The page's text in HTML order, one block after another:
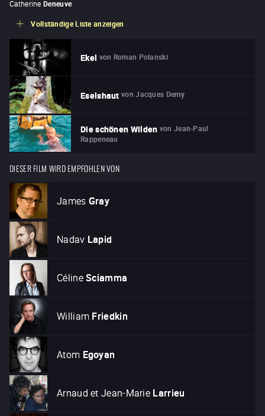
Catherine Deneuve
Vollständige Liste anzeigen
Ekel von Roman Polanski
Eselshaut von Jacques Demy
Die schönen Wilden von Jean-Paul
Rappeneau
DIESER FILM WIRD EMPFOHLEN VON
James Gray
Nadav Lapid
CélineSciamma
William Friedkin
Atom Egoyan
Arnaud et Jean-Marie Larrieu